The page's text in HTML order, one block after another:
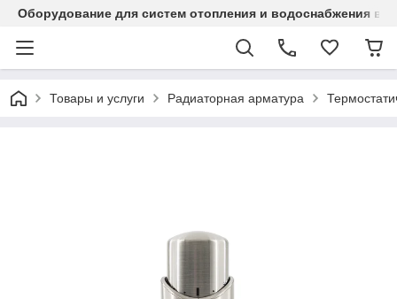
Оборудование для систем отопления и водоснабжения в
Товары и услуги Радиаторная арматура